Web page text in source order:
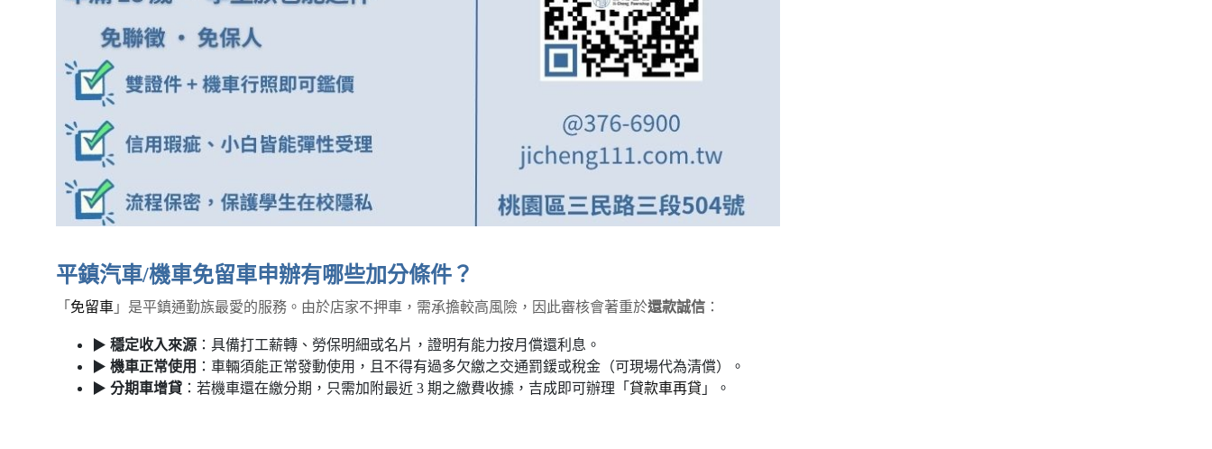
平鎮汽車/機車免留車申辦有哪些加分條件？
「 免留車 」是平鎮通勤族最愛的服務。由於店家不押車，需承擔較高風險，因此審核會著重於還款誠信 ：
▶ 穩定收入來源 ：具備打工薪轉、勞保明細或名片，證明有能力按月償還利息。
▶ 機車正常使用 ：車輛須能正常發動使用，且不得有過多欠繳之交通罰鍰或稅金（可現場代為清償）。
▶ 分期車增貸 ：若機車還在繳分期，只需加附最近 3 期之繳費收據，吉成即可辦理「 貸款車再貸 」。